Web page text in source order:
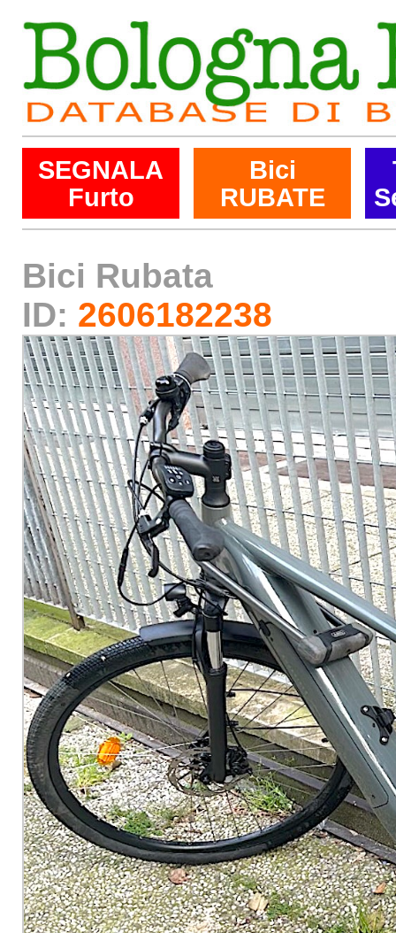
SEGNALA
Furto
Bici
RUBATE
Bici Rubata
ID: 2606182238